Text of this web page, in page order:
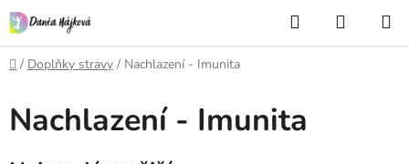
Přejít
na
obsah
Hledat
KOŠÍK
Domů
/ Doplňky stravy / Nachlazení - Imunita
Nachlazení - Imunita